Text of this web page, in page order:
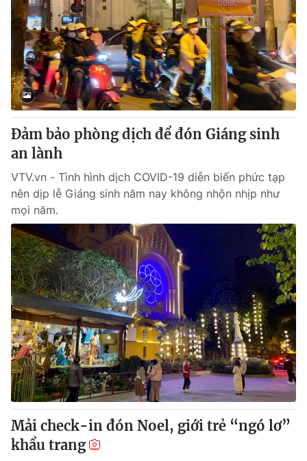
Đảm bảo phòng dịch để đón Giáng sinh
an lành
VTV.vn - Tình hình dịch COVID-19 diễn biến phức tạp
nên dịp lễ Giáng sinh năm nay không nhộn nhịp như
mọi năm.
Mải check-in đón Noel, giới trẻ “ngó lơ”
khẩu trang